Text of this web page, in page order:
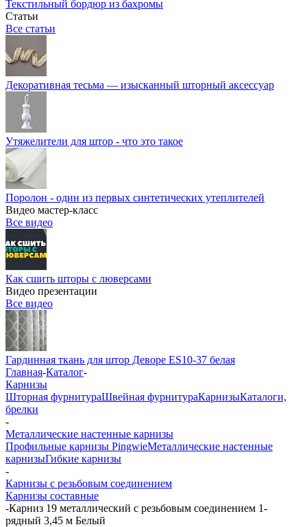
Текстильный бордюр из бахромы
Статьи
Все статьи
Декоративная тесьма — изысканный шторный аксессуар
Утяжелители для штор - что это такое
Поролон - один из первых синтетических утеплителей
Видео мастер-класс
Все видео
Как сшить шторы с люверсами
Видео презентации
Все видео
Гардинная ткань для штор Деворе ES10-37 белая
Главная-Каталог-
Карнизы
Шторная фурнитураШвейная фурнитураКарнизыКаталоги,
брелки
-
Металлические настенные карнизы
Профильные карнизы PingwieМеталлические настенные
карнизыГибкие карнизы
-
Карнизы с резьбовым соединением
Карнизы составные
-Карниз 19 металлический с резьбовым соединением 1-
рядный 3,45 м Белый